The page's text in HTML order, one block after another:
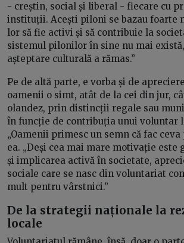
- creștin, social și liberal - fiecare cu
instituții. Acești piloni se bazau foarte
lor să fie activi și să contribuie la
sistemul pilonilor în sine nu mai
așteptare culturală a rămas.”
Pe de altă parte, e vorba și de
oamenii o simt, atât de la cei din jur,
olandez, prin distincții regale sau
în funcție de contribuția unui voluntar
„Oamenii primesc un semn că fac
ea. „Deși cea mai mare motivație este
și implicarea activă în societate,
sociale care se nasc din voluntariat
mult pentru vârstnici.”
De la strategii naționale la
locale